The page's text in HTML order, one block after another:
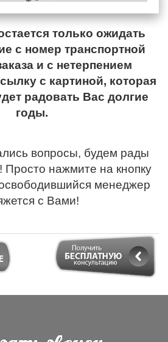
только ожидать
с номер транспортной
и с нетерпением
с картиной, которая
радовать Вас долгие
годы.
вопросы, будем рады
Просто нажмите на кнопку
менеджер
с Вами!